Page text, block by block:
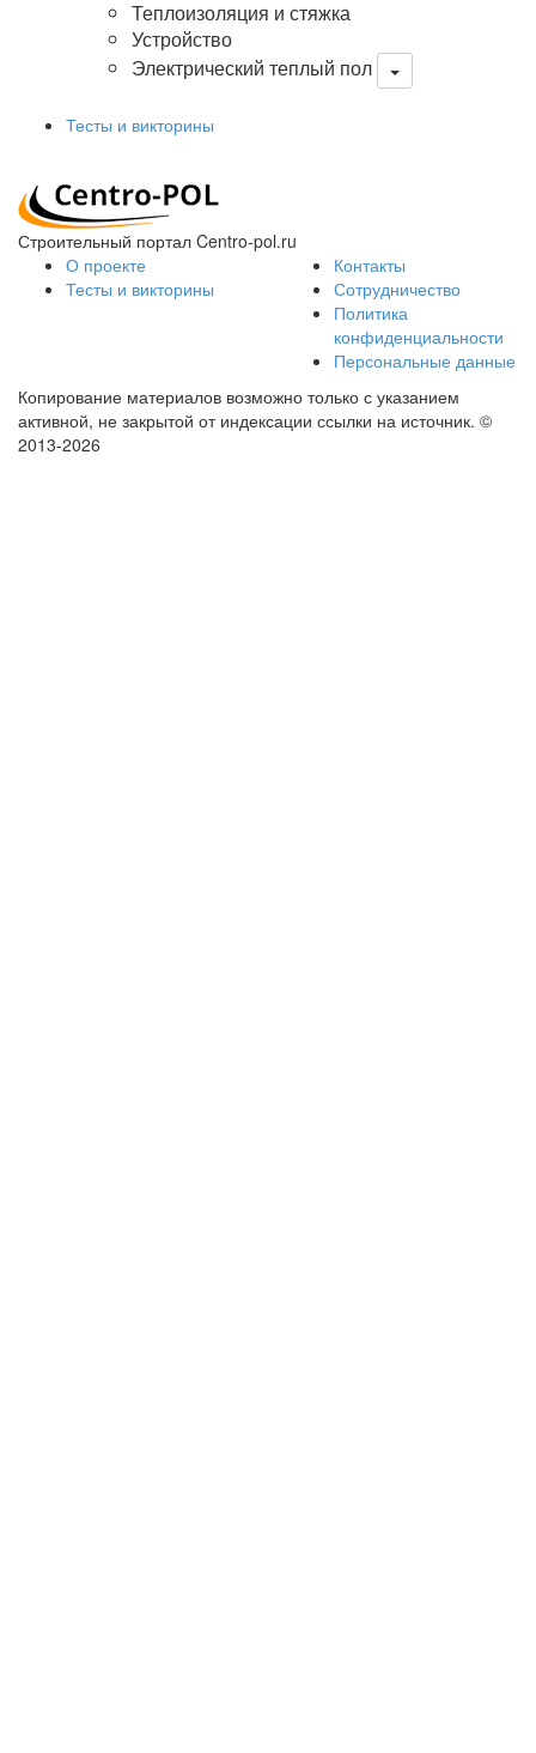
Теплоизоляция и стяжка
Устройство
Электрический теплый пол
Тесты и викторины
Строительный портал Centro-pol.ru
О проекте
Тесты и викторины
Контакты
Сотрудничество
Политика
конфиденциальности
Персональные данные
Копирование материалов возможно только с указанием
активной, не закрытой от индексации ссылки на источник. ©
2013-2026